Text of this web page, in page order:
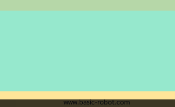
www.basic-robot.com